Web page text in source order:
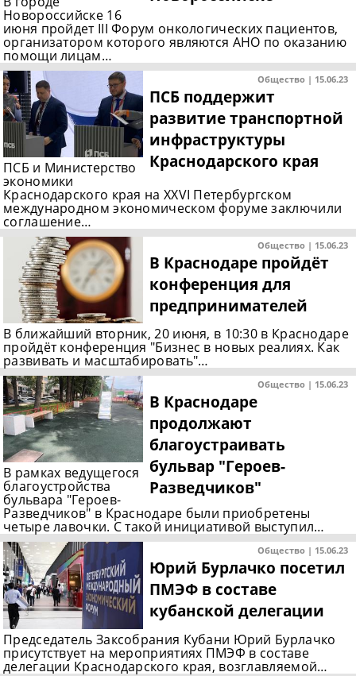
Новороссийске 16
июня пройдет III Форум онкологических пациентов,
организатором которого являются АНО по оказанию
помощи лицам…
Общество | 15.06.23
ПСБ поддержит
развитие транспортной
инфраструктуры
Краснодарского края
ПСБ и Министерство
экономики
Краснодарского края на XXVI Петербургском
международном экономическом форуме заключили
соглашение…
Общество | 15.06.23
В Краснодаре пройдёт
конференция для
предпринимателей
В ближайший вторник, 20 июня, в 10:30 в Краснодаре
пройдёт конференция "Бизнес в новых реалиях. Как
развивать и масштабировать"…
Общество | 15.06.23
В Краснодаре
продолжают
благоустраивать
бульвар "Героев-
Разведчиков"
В рамках ведущегося
благоустройства
бульвара "Героев-
Разведчиков" в Краснодаре были приобретены
четыре лавочки. С такой инициативой выступил…
Общество | 15.06.23
Юрий Бурлачко посетил
ПМЭФ в составе
кубанской делегации
Председатель Заксобрания Кубани Юрий Бурлачко
присутствует на мероприятиях ПМЭФ в составе
делегации Краснодарского края, возглавляемой…